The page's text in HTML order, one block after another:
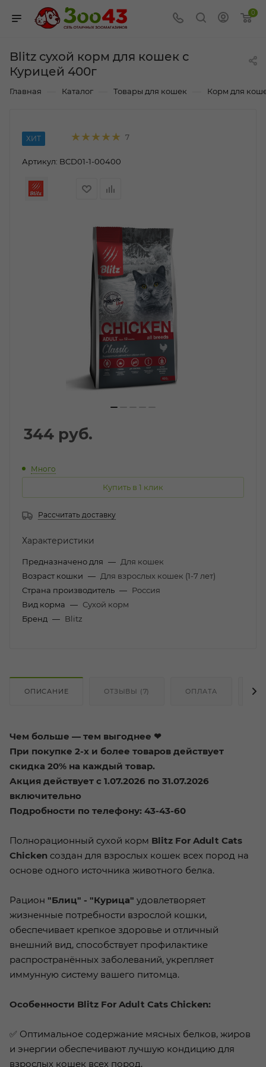
0
Blitz сухой корм для кошек с
Курицей 400г
Главная Каталог Товары для кошек Корм для
ХИТ 7
Артикул: BCD01-1-00400
344 руб.
Много
Купить в 1 клик
Рассчитать доставку
Характеристики
Предназначено для — Для кошек
Возраст кошки — Для взрослых кошек (1-7 лет)
Страна производитель — Россия
Вид корма — Сухой корм
Бренд — Blitz
ОПИСАНИЕ ОТЗЫВЫ (7) ОПЛАТА
Чем больше — тем выгоднее ❤
При покупке 2-х и более товаров действует
скидка 20% на каждый товар.
Акция действует с 1.07.2026 по 31.07.2026
включительно
Подробности по телефону: 43-43-60
Полнорационный сухой корм Blitz For Adult Cats
Chicken создан для взрослых кошек всех пород на
основе одного источника животного белка.
Рацион "Блиц" - "Курица" удовлетворяет
жизненные потребности взрослой кошки,
обеспечивает крепкое здоровье и отличный
внешний вид, способствует профилактике
распространённых заболеваний, укрепляет
иммунную систему вашего питомца.
Особенности Blitz For Adult Cats Chicken:
✅ Оптимальное содержание мясных белков, жиров
и энергии обеспечивают лучшую кондицию для
взрослых кошек всех пород.